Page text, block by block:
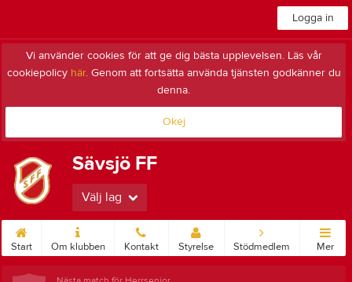
Logga in
Vi använder cookies för att ge dig bästa upplevelsen. Läs vår
cookiepolicy här. Genom att fortsätta använda tjänsten godkänner du
denna.
Okej
Sävsjö FF
Välj lag
Start Om klubben Kontakt Styrelse Stödmedlem Mer